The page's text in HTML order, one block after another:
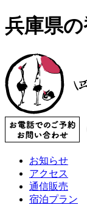
兵庫県
お知らせ
アクセス
通信販売
宿泊プラン